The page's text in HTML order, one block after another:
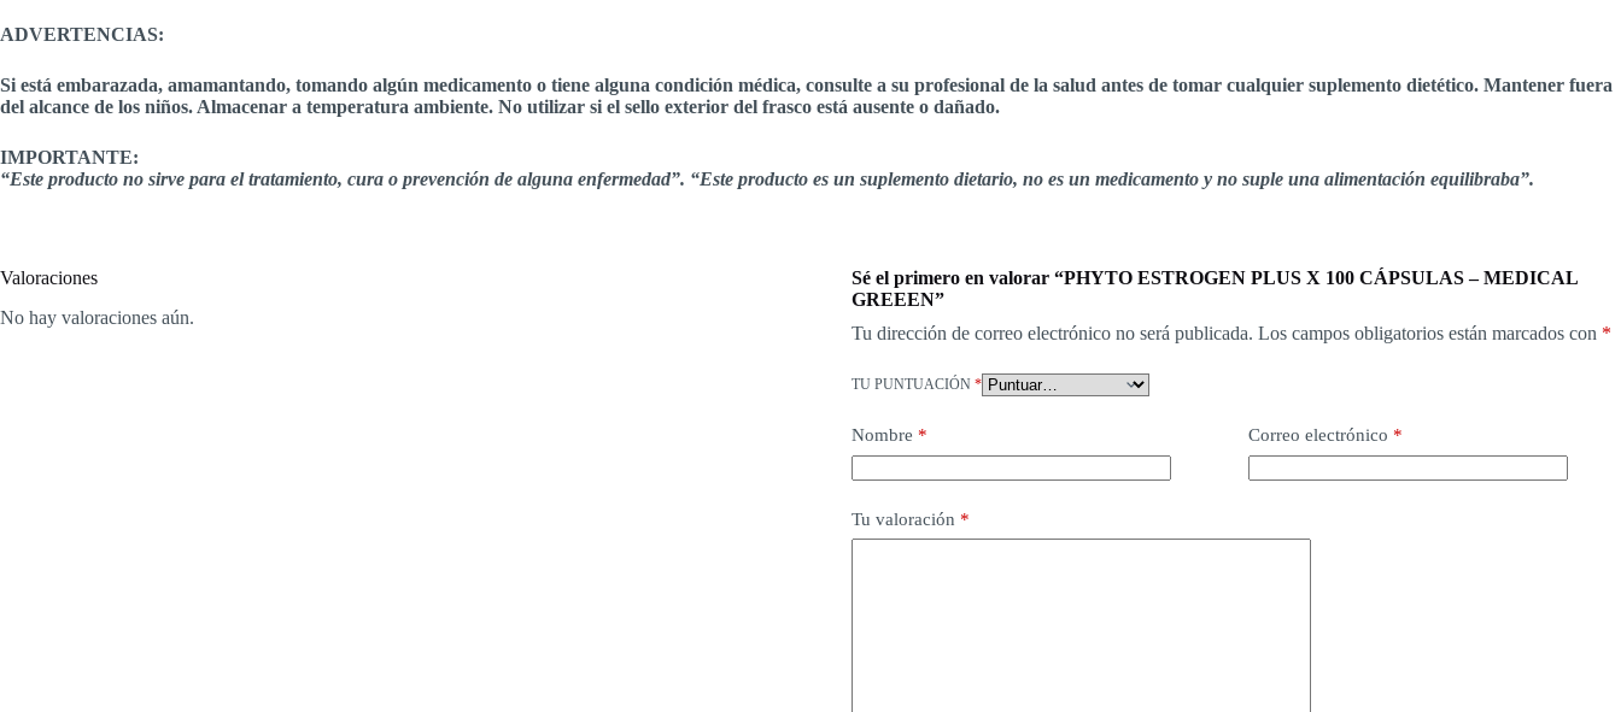
ADVERTENCIAS:
Si está embarazada, amamantando, tomando algún medicamento o tiene alguna condición médica, consulte a su profesional de la salud antes de tomar cualquier suplemento dietético. Mantener fuera
del alcance de los niños. Almacenar a temperatura ambiente. No utilizar si el sello exterior del frasco está ausente o dañado.
IMPORTANTE:
“Este producto no sirve para el tratamiento, cura o prevención de alguna enfermedad”. “Este producto es un suplemento dietario, no es un medicamento y no suple una alimentación equilibraba”.
Valoraciones
No hay valoraciones aún.
Sé el primero en valorar “PHYTO ESTROGEN PLUS X 100 CÁPSULAS – MEDICAL
GREEEN”
Tu dirección de correo electrónico no será publicada. Los campos obligatorios están marcados con *
TU PUNTUACIÓN *
Nombre * Correo electrónico *
Tu valoración *